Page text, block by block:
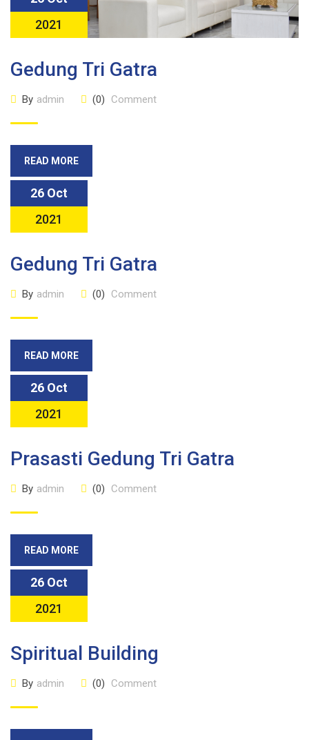
2021
Gedung Tri Gatra
By admin (0) Comment
READ MORE
26 Oct
2021
Gedung Tri Gatra
By admin (0) Comment
READ MORE
26 Oct
2021
Prasasti Gedung Tri Gatra
By admin (0) Comment
READ MORE
26 Oct
2021
Spiritual Building
By admin (0) Comment